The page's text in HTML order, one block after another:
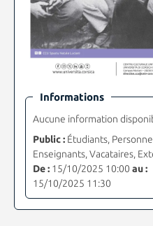
Informations
Aucune information
Public :Étudiants,
Enseignants, Vacataires,
De :15/10/2025 10:00 au :
15/10/2025 11:30